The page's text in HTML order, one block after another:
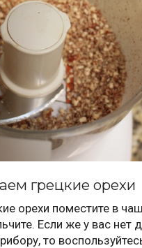
грецкие орехи
орехи поместите в
Если же у вас нет
то